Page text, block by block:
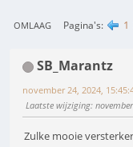
OMLAAG Pagina's 1
SB_Marantz
november 24, 2024,
Laatste wijziging:
Zulke mooie